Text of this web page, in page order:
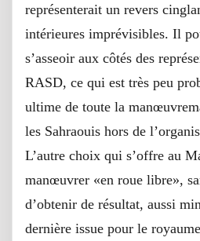
représenterait un revers
intérieures imprévisibles. Il
s’asseoir aux côtés des
RASD, ce qui est très peu
ultime de toute la
les Sahraouis hors de
L’autre choix qui s’offre au
manœuvrer «en roue libre»,
d’obtenir de résultat, aussi
dernière issue pour le